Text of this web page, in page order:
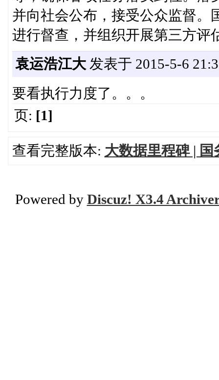
并向社会公布，接受公众监督。
进行督查，并组织开展第三方评
袁运浩江大发表于 2015-5-6
要看执行力度了。。。
页: [1]
查看完整版本: 大数据里程碑 |
Powered by Discuz! X3.4